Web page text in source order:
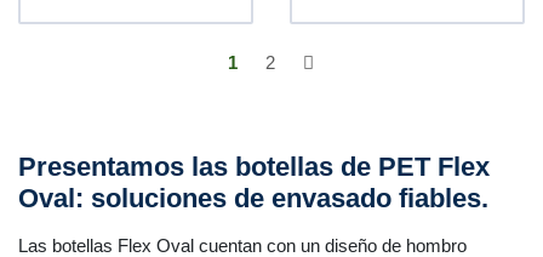
1 2
Presentamos las botellas de PET Flex
Oval: soluciones de envasado fiables.
Las botellas Flex Oval cuentan con un diseño de hombro